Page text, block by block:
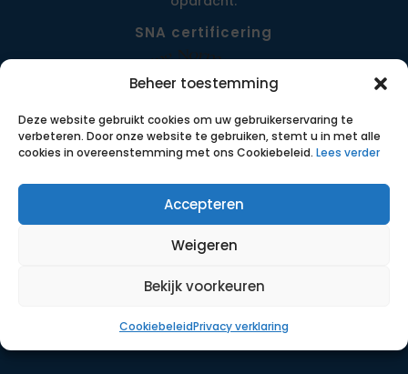
Beheer toestemming
Deze website gebruikt cookies om uw gebruikerservaring te
verbeteren. Door onze website te gebruiken, stemt u in met alle
cookies in overeenstemming met ons Cookiebeleid. Lees verder
Accepteren
Weigeren
Bekijk voorkeuren
CookiebeleidPrivacy verklaring
SNA certificering
Opdrachten
Werkwijze
Contact